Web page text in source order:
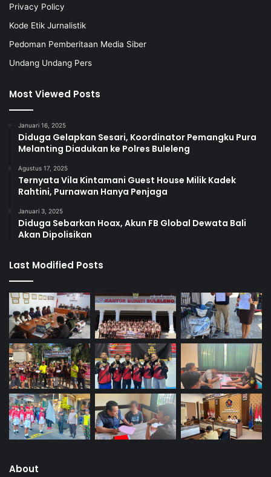
Privacy Policy
Kode Etik Jurnalistik
Pedoman Pemberitaan Media Siber
Undang Undang Pers
Most Viewed Posts
Januari 16, 2025
Diduga Gelapkan Sesari, Koordinator Pemangku Pura
Melanting Diadukan ke Polres Buleleng
Agustus 17, 2025
Ternyata Vila Kintamani Guest House Milik Kadek
Rahtini, Purnawan Hanya Penjaga
Januari 3, 2025
Diduga Sebarkan Hoax, Akun FB Global Dewata Bali
Akan Dipolisikan
Last Modified Posts
About